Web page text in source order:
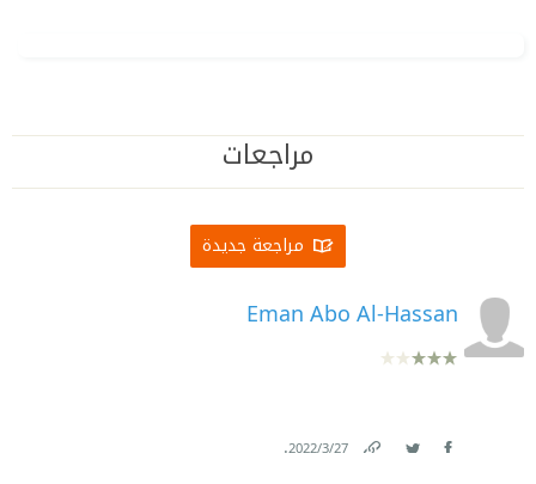
مراجعات
مراجعة جديدة
Eman Abo Al-Hassan
27‏/3‏/2022
.